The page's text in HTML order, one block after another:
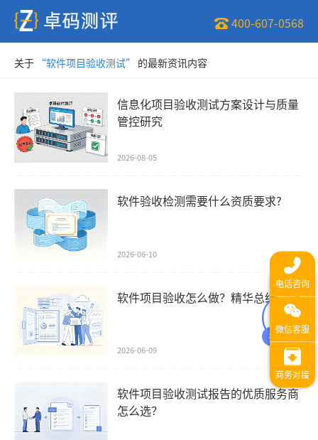
400-607-0568
关于 “软件项目验收测试” 的最新资讯内容
信息化项目验收测试方案设计与质量
管控研究
2026-08-05
软件验收检测需要什么资质要求?
2026-06-10
软件项目验收怎么做？精华总结
2026-06-09
软件项目验收测试报告的优质服务商
怎么选？